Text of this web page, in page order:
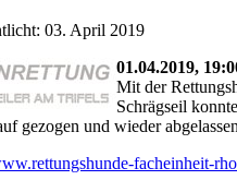
03. April 2019
01.04.2019,
Mit der
Schrägseil
gezogen und wieder
facheinheit-